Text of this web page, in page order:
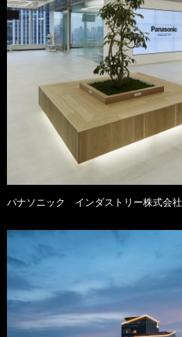
パナソニック インダストリー株式会社